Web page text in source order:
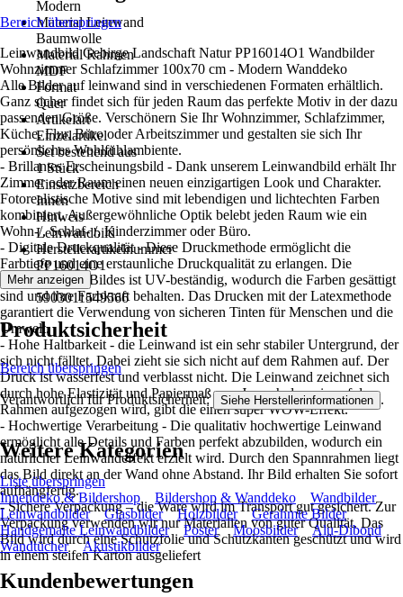
Modern
Material Leinwand
Baumwolle
Material Rahmen
MDF
Format
Quer
Artikelart
Einzelartikel
Set bestehend aus
1 Stück
Einsatzbereich
Innen
Hinweis
Leinwandbild
Herstellerartikelnummer
PP16014O1
EAN
5903011549566
Bereich überspringen
Leinwandbild Gebirge Landschaft Natur PP16014O1 Wandbilder
Wohnzimmer Schlafzimmer 100x70 cm - Modern Wanddeko
Alle Bilder auf leinwand sind in verschiedenen Formaten erhältlich.
Ganz sicher findet sich für jeden Raum das perfekte Motiv in der dazu
passenden Größe. Verschönern Sie Ihr Wohnzimmer, Schlafzimmer,
Küche, Flur, Büro oder Arbeitszimmer und gestalten sie sich Ihr
persönliches Wohlfühlambiente.
- Brillantes Erscheinungsbild - Dank unserem Leinwandbild erhält Ihr
Zimmer oder Raum einen neuen einzigartigen Look und Charakter.
Fotorealistische Motive sind mit lebendigen und lichtechten Farben
kombiniert. Außergewöhnliche Optik belebt jeden Raum wie ein
Wohn-/, Schlaf- /, Kinderzimmer oder Büro.
- Digitale Druckqualität - Diese Druckmethode ermöglicht die
Farbtiefe und eine erstaunliche Druckqualität zu erlangen. Die
Oberfläche des Bildes ist UV-beständig, wodurch die Farben gesättigt
sind und ihre Farbkraft behalten. Das Drucken mit der Latexmethode
garantiert die Verwendung von sicheren Tinten für Menschen und die
Umwelt.
- Hohe Haltbarkeit - die Leinwand ist ein sehr stabiler Untergrund, der
sich nicht fälltet. Dabei zieht sie sich nicht auf dem Rahmen auf. Der
Druck ist wasserfest und verblasst nicht. Die Leinwand zeichnet sich
durch hohe Elastizität und Papiermaß aus. Je nach dem sie auf den
Rahmen aufgezogen wird, gibt die einen super WOW-Effekt.
- Hochwertige Verarbeitung - Die qualitativ hochwertige Leinwand
ermöglicht alle Details und Farben perfekt abzubilden, wodurch ein
natürlicher Leinwandeffekt erzielt wird. Durch den Spannrahmen liegt
das Bild direkt an der Wand ohne Abstand. Ihr Bild erhalten Sie sofort
aufhängfertig.
- Sichere Verpackung – die Ware wird im Transport gut gesichert. Zur
Verpackung verwenden wir nur Materialien von guter Qualität. Das
Bild wird durch eine Schutzfolie und Schutzkanten geschützt und wird
in einem steifen Karton ausgeliefert
Mehr anzeigen
Produktsicherheit
Bereich überspringen
Verantwortlich für Produktsicherheit: Siehe Herstellerinformationen .
Weitere Kategorien
Liste überspringen
Innendeko & Bildershop
Bildershop & Wanddeko
Wandbilder
Leinwandbilder
Glasbilder Holzbilder
Gerahmte Bilder
Handgemalte Leinwandbilder
Poster Moosbilder
Alu-Dibond
Wandtücher
Akustikbilder
Kundenbewertungen